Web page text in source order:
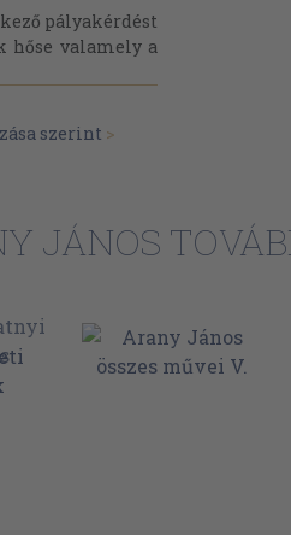
pályakérdést
hőse valamely a
szerint >
JÁNOS